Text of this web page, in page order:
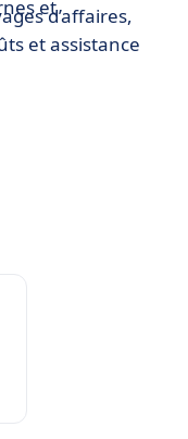
et
d’affaires,
et assistance